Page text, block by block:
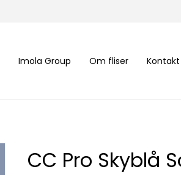
Imola Group Om fliser Kontakt
CC Pro Skyblå